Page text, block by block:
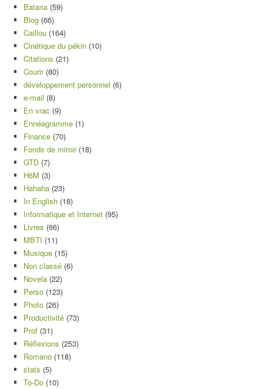
Batana (59)
Blog (66)
Caillou (164)
Cinétique du pékin (10)
Citations (21)
Courir(80)
développement personnel (6)
e-mail (8)
En vrac (9)
Ennéagramme (1)
Finance (70)
Fonds de miroir(18)
GTD (7)
H6M (3)
Hahaha (23)
In English (18)
Informatique et Internet (95)
Livres (66)
MBTI (11)
Musique (15)
Non classé (6)
Novela (22)
Perso (123)
Photo (26)
Productivité (73)
Prof (31)
Réflexions (253)
Romano (118)
stats (5)
To-Do (10)